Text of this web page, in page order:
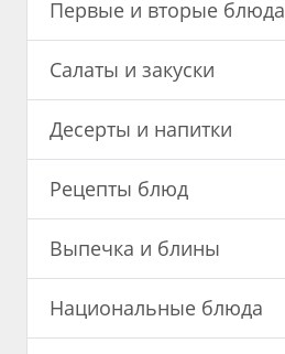
Первые и вторые блюда
Салаты и закуски
Десерты и напитки
Рецепты блюд
Выпечка и блины
Национальные блюда